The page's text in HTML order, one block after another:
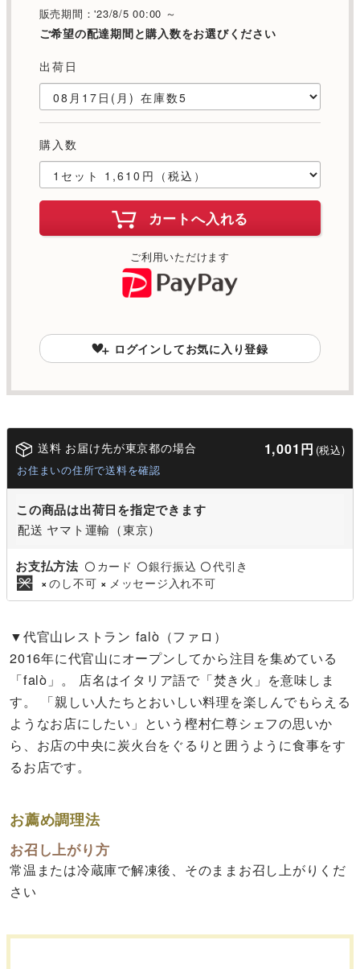
販売期間：'23/8/5 00:00 ～
ご希望の配達期間と購入数をお選びください
出荷日
購入数
カートへ入れる
ご利用いただけます
ログインしてお気に入り登録
送料 お届け先が東京都の場合 1,001円 (税込)
お住まいの住所で送料を確認
この商品は出荷日を指定できます
配送 ヤマト運輸（東京）
お支払方法 〇 カード 〇銀行振込 〇代引き
× のし不可 × メッセージ入れ不可
▼代官山レストラン falò（ファロ）
2016年に代官山にオープンしてから注目を集めている
「falò」。 店名はイタリア語で「焚き火」を意味しま
す。 「親しい人たちとおいしい料理を楽しんでもらえる
ようなお店にしたい」という樫村仁尊シェフの思いか
ら、お店の中央に炭火台をぐるりと囲うように食事をす
るお店です。
お薦め調理法
お召し上がり方
常温または冷蔵庫で解凍後、そのままお召し上がりくだ
さい